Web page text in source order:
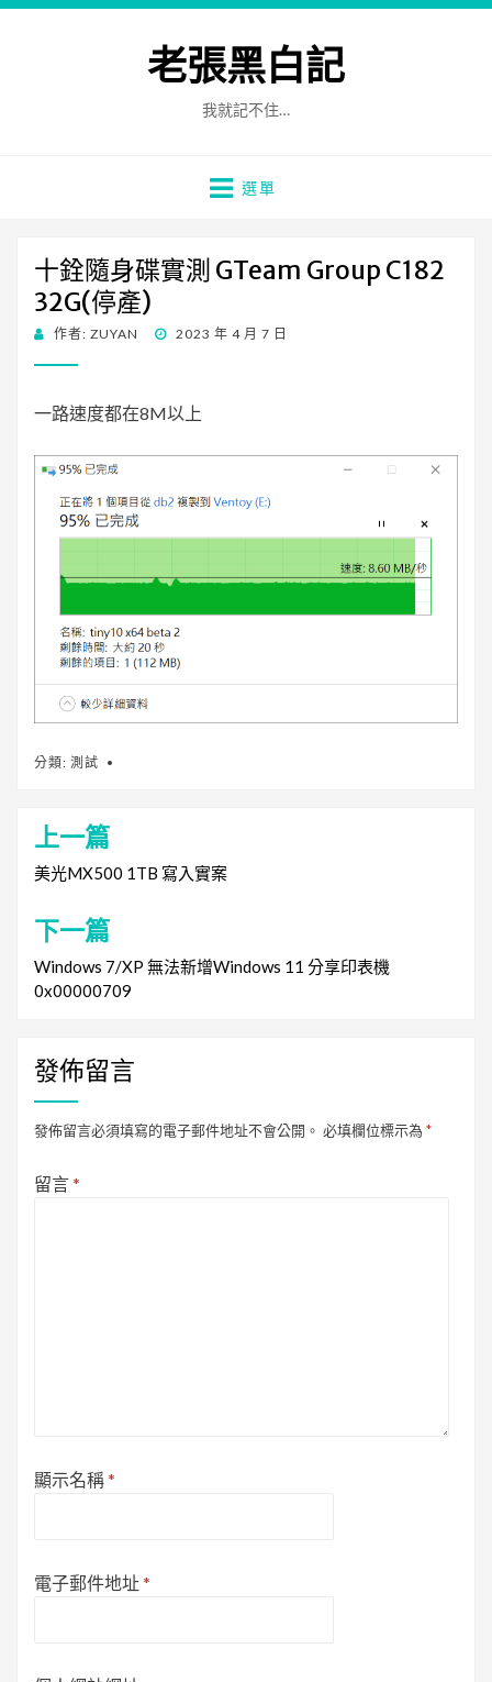
老張黑白記
我就記不住…
選單
十銓隨身碟實測 GTeam Group C182
32G(停產)
作者: ZUYAN
發 2023 年 4 月 7 日
一路速度都在8M以上
分類: 測試
文
章
導
覽
上一篇
美光MX500 1TB 寫入實案
下一篇
Windows 7/XP 無法新增Windows 11 分享印表機
0x00000709
發佈留言
發佈留言必須填寫的電子郵件地址不會公開。 必填欄位標示為 *
留言*
顯示名稱*
電子郵件地址*